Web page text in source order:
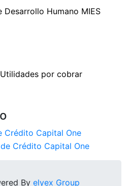
Crédito Capital One
By elyex Group